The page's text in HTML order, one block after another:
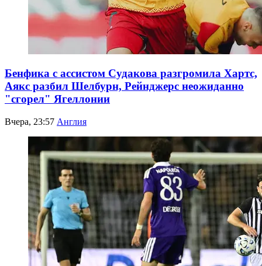
Бенфика с ассистом Судакова разгромила Хартс,
Аякс разбил Шелбурн, Рейнджерс неожиданно
"сгорел" Ягеллонии
Вчера, 23:57 Англия